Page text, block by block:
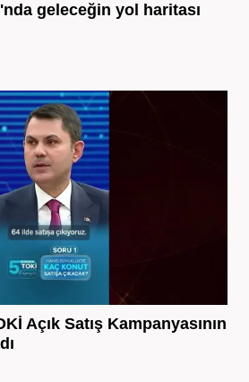
geleceğin yol haritası
Açık Satış Kampanyasının